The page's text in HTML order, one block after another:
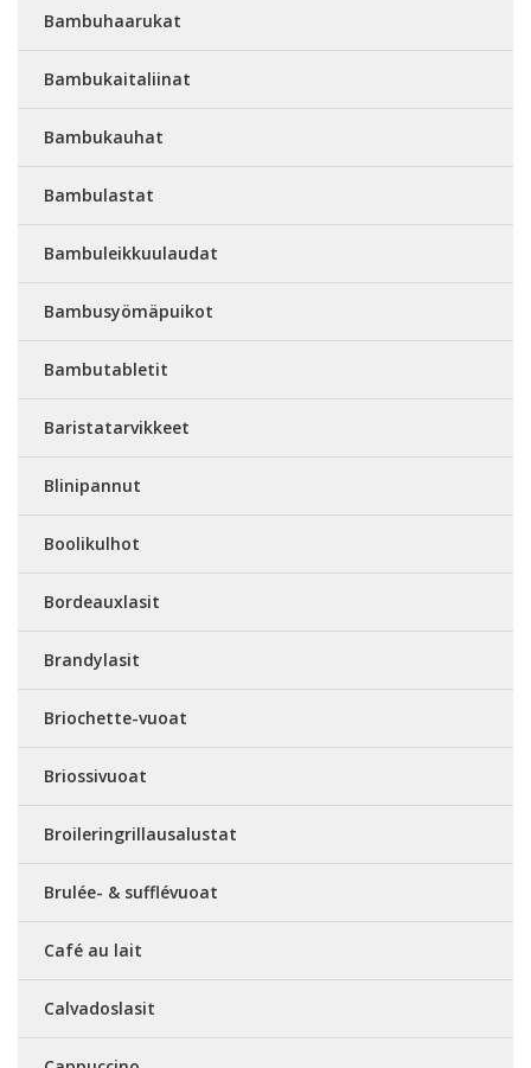
Bambuhaarukat
Bambukaitaliinat
Bambukauhat
Bambulastat
Bambuleikkuulaudat
Bambusyömäpuikot
Bambutabletit
Baristatarvikkeet
Blinipannut
Boolikulhot
Bordeauxlasit
Brandylasit
Briochette-vuoat
Briossivuoat
Broileringrillausalustat
Brulée- & sufflévuoat
Café au lait
Calvadoslasit